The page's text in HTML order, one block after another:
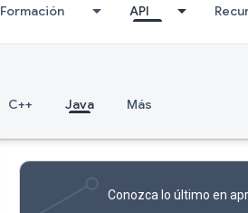
Formación API
C++ Java Más
Conozca lo último en